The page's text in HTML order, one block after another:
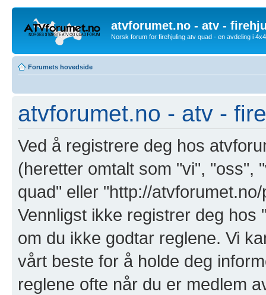
atvforumet.no - atv -
Norsk forum for firehjuling atv quad - en avdeling i
Forumets hovedside
atvforumet.no - atv -
Ved å registrere deg hos
(heretter omtalt som "vi", "oss",
quad" eller "http://
Vennligst ikke registrer deg hos
om du ikke godtar reglene. Vi
vårt beste for å holde deg
reglene ofte når du er medlem